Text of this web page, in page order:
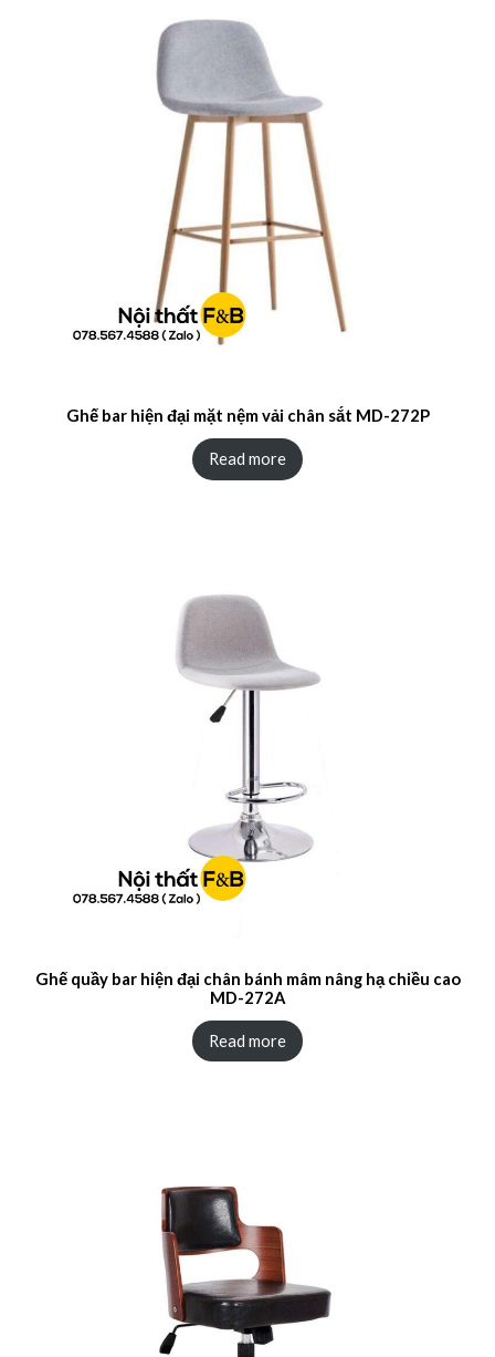
Ghế bar hiện đại mặt nệm vải chân sắt MD-272P
Read more
Ghế quầy bar hiện đại chân bánh mâm nâng hạ chiều cao
MD-272A
Read more